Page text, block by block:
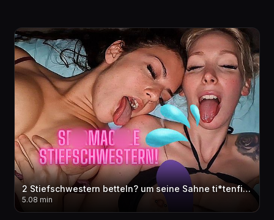
2 Stiefschwestern betteln? um seine Sahne ti*tenfi** Ahegao Mega Cum***t Facial & ti*ten
5.08 min